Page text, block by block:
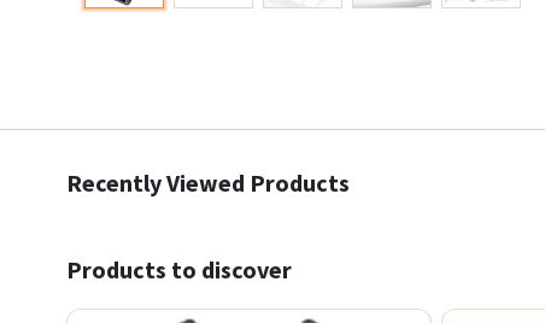
Recently Viewed Products
Products to discover